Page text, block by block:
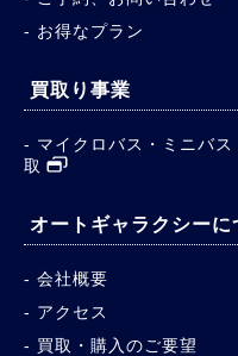
お得なプラン
買取り事業
マイクロバス・ミニバ
取
オートギャラクシーに
会社概要
アクセス
買取・購入のご要望